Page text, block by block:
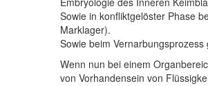
Sowie in konfliktgelöster Phase
Marklager).
Sowie beim
Wenn nun bei einem
von Vorhandensein von